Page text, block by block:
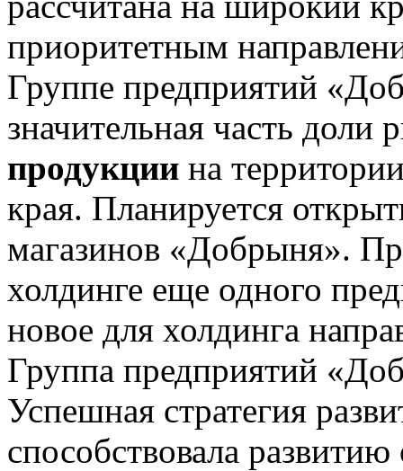
приоритетным
Группе предприятий
значительная часть доли
продукции на
края. Планируется
магазинов «Добрыня».
холдинге еще одного
новое для холдинга
Группа предприятий
Успешная стратегия
способствовала